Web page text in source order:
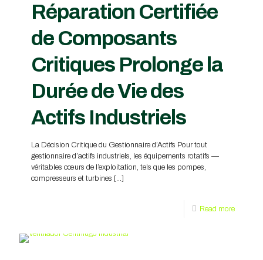
Réparation Certifiée
de Composants
Critiques Prolonge la
Durée de Vie des
Actifs Industriels
La Décision Critique du Gestionnaire d’Actifs Pour tout
gestionnaire d’actifs industriels, les équipements rotatifs —
véritables cœurs de l’exploitation, tels que les pompes,
compresseurs et turbines […]
Read more